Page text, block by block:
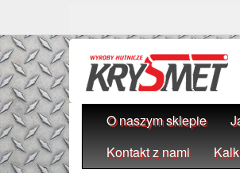
O naszym sklepie
Kontakt z nami